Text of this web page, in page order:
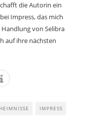
die Autorin ein
Impress, das mich
von Selibra
auf ihre nächsten
IMPRESS